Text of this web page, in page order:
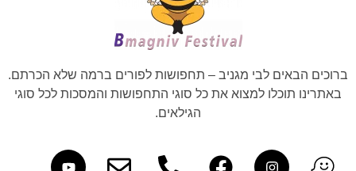
ברוכים הבאים לבי מגניב – תחפושות לפורים ברמה שלא הכרתם.
באתרינו תוכלו למצוא את כל סוגי התחפושות והמסכות לכל סוגי
הגילאים.